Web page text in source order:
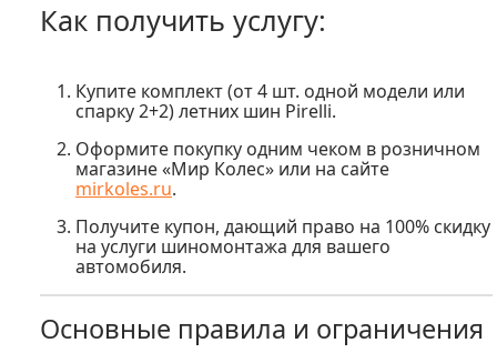
Как получить услугу:
Купите комплект(от 4 шт. одной модели или
спарку 2+2) летних шин Pirelli.
Оформите покупку одним чеком в розничном
магазине «Мир Колес» или на сайте
mirkoles.ru.
Получите купон, дающий право на 100% скидку
на услуги шиномонтажа для вашего
автомобиля.
Основные правила и ограничения